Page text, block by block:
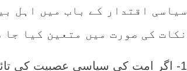
سیاسی اقتدار کے باب میں اہل
نکات کی صورت میں متعین کیا جا
1- اگر امت کی سیاسی عصبیت کی